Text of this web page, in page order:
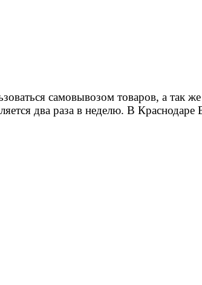
самовывозом товаров, а так же
два раза в неделю. В